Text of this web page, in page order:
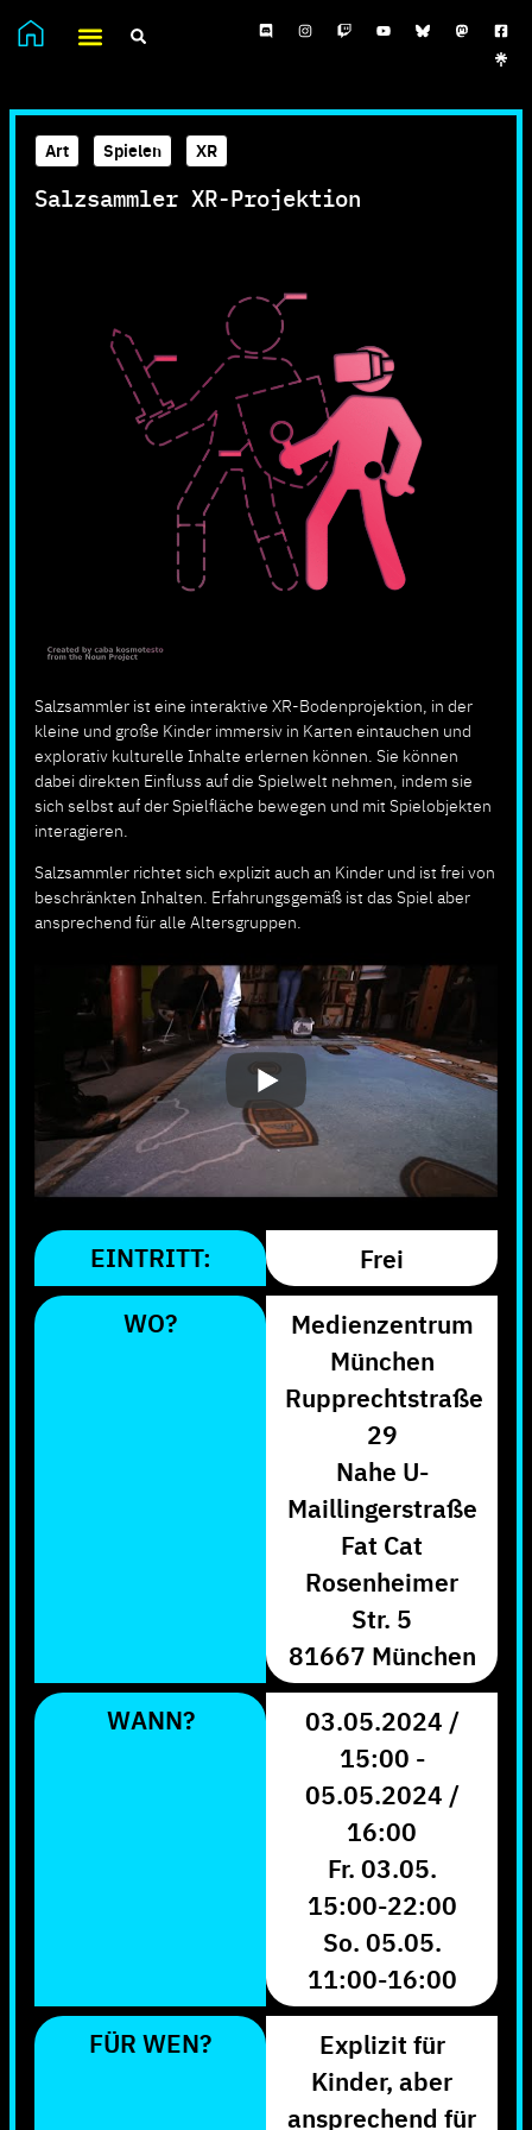
Art Spielen XR
Salzsammler XR-Projektion
Salzsammler ist eine interaktive XR-Bodenprojektion, in der
kleine und große Kinder immersiv in Karten eintauchen und
explorativ kulturelle Inhalte erlernen können. Sie können
dabei direkten Einfluss auf die Spielwelt nehmen, indem sie
sich selbst auf der Spielfläche bewegen und mit Spielobjekten
interagieren.
Salzsammler richtet sich explizit auch an Kinder und ist frei von
beschränkten Inhalten. Erfahrungsgemäß ist das Spiel aber
ansprechend für alle Altersgruppen.
EINTRITT:
Frei
WO?
Medienzentrum
München
Rupprechtstraße
29
Nahe U-
Maillingerstraße
Fat Cat
Rosenheimer
Str. 5
81667 München
WANN?
03.05.2024 /
15:00 -
05.05.2024 /
16:00
Fr. 03.05.
15:00-22:00
So. 05.05.
11:00-16:00
FÜR WEN?
Explizit für
Kinder, aber
ansprechend für